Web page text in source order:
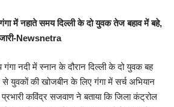
में नहाते समय दिल्ली के दो युवक तेज बहाव में बहे,
Newsnetra
नदी में स्नान के दौरान दिल्ली के दो युवक बह
की खोजबीन के लिए गंगा में सर्च अभियान
कविंद्र सजवाण ने बताया कि जिला कंट्रोल